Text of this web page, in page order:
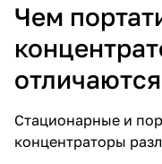
Чем
Стационарные и
концентраторы